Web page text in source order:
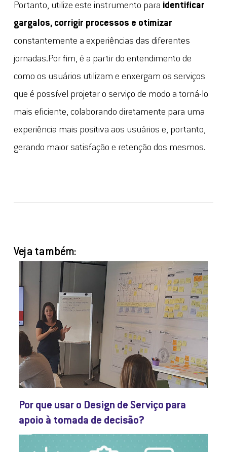
Portanto, utilize este instrumento para identificar
gargalos, corrigir processos e otimizar
constantemente a experiências das diferentes
jornadas.Por fim, é a partir do entendimento de
como os usuários utilizam e enxergam os serviços
que é possível projetar o serviço de modo a torná-lo
mais eficiente, colaborando diretamente para uma
experiência mais positiva aos usuários e, portanto,
gerando maior satisfação e retenção dos mesmos.
Veja também:
Por que usar o Design de Serviço para
apoio à tomada de decisão?